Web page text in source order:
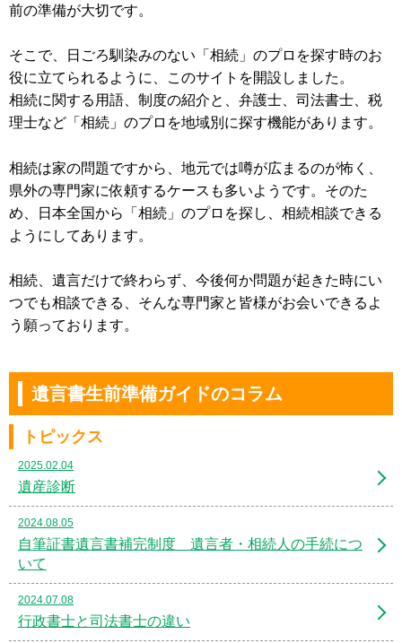
前の準備が大切です。
そこで、日ごろ馴染みのない「相続」のプロを探す時のお
役に立てられるように、このサイトを開設しました。
相続に関する用語、制度の紹介と、弁護士、司法書士、税
理士など「相続」のプロを地域別に探す機能があります。
相続は家の問題ですから、地元では噂が広まるのが怖く、
県外の専門家に依頼するケースも多いようです。そのた
め、日本全国から「相続」のプロを探し、相続相談できる
ようにしてあります。
相続、遺言だけで終わらず、今後何か問題が起きた時にい
つでも相談できる、そんな専門家と皆様がお会いできるよ
う願っております。
遺言書生前準備ガイドのコラム
トピックス
2025.02.04
遺産診断
2024.08.05
自筆証書遺言書補完制度 遺言者・相続人の手続につ
いて
2024.07.08
行政書士と司法書士の違い